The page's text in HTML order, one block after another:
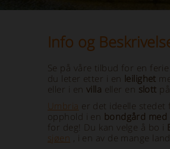
Info og
Se på våre tilbud for en ferie
du leter etter i en leilighet
eller i en villa eller en slott
Umbria er det ideelle stedet
opphold i en bondgård med
for deg! Du kan velge å bo i
sjøen , i en av de mange